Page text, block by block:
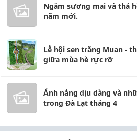
Ngắm sương mai và thả
năm mới.
Lễ hội sen trắng Muan -
giữa mùa hè rực rỡ
Ánh nắng dịu dàng và
trong Đà Lạt tháng 4